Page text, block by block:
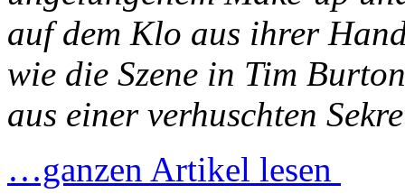
auf dem Klo aus ihrer
wie die Szene in Tim
aus einer verhuschten
…ganzen Artikel lesen